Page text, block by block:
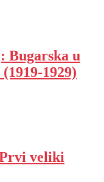
Bugarska u
1929)
veliki